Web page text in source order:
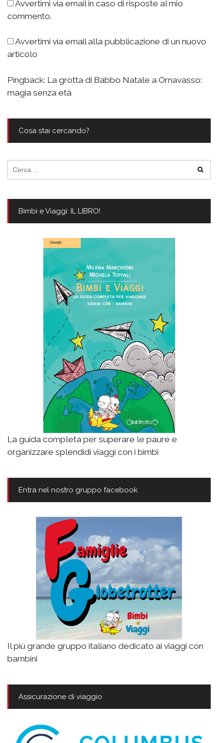
Avvertimi via email in caso di risposte al mio
commento.
Avvertimi via email alla pubblicazione di un nuovo
articolo
Pingback: La grotta di Babbo Natale a Ornavasso:
magia senza età
Cosa stai cercando?
per:
Bimbi e Viaggi: IL LIBRO!
La guida completa per superare le paure e
organizzare splendidi viaggi con i bimbi
Entra nel nostro gruppo facebook
Il più grande gruppo italiano dedicato ai viaggi con
bambini
Assicurazione di viaggio